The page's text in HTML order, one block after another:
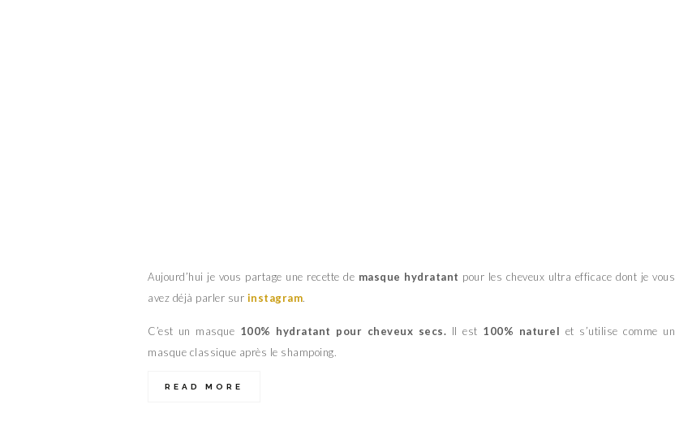
Aujourd’hui je vous partage une recette de masque hydratant pour les cheveux ultra efficace dont je vous
avez déjà parler sur instagram.
C’est un masque 100% hydratant pour cheveux secs. Il est 100% naturel et s’utilise comme un
masque classique après le shampoing.
READ MORE